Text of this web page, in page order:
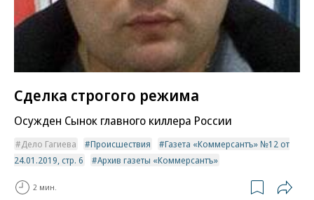
Сделка строгого режима
Осужден Сынок главного киллера России
Дело Гагиева Происшествия
Газета «Коммерсантъ» №12 от
24.01.2019, стр. 6
Архив газеты «Коммерсантъ»
2 мин.